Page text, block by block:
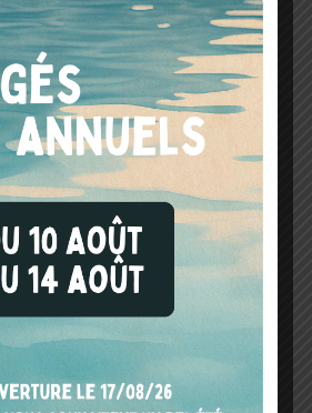
874.00€HT
quantité
de
Standard
KHP
NIST
1000ppm,
500mL
AJOUTER AU PANIER
En stock
Livré en 2 jours
ouvrés
CATÉGORIE